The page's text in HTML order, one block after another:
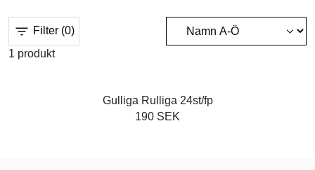
Filter (0)
1 produkt
Gulliga Rulliga 24st/fp
190 SEK